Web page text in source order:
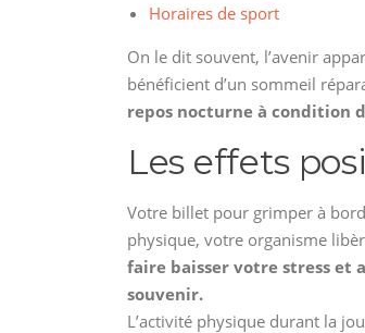
Horaires de sport
On le dit souvent, l’avenir
bénéficient d’un sommeil
repos nocturne à condition
Les effets
Votre billet pour grimper à
physique, votre organisme
faire baisser votre stress et
souvenir.
L’activité physique durant la